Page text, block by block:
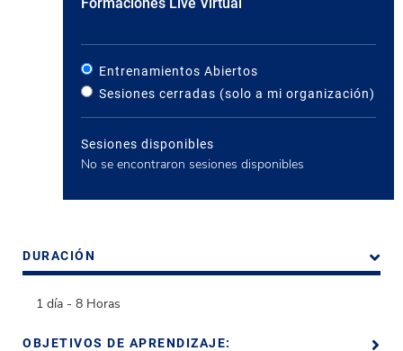
Entrenamientos Abiertos
Sesiones cerradas (solo a mi organización)
Sesiones disponibles
No se encontraron sesiones disponibles
DURACIÓN
1 día - 8 Horas
OBJETIVOS DE APRENDIZAJE: